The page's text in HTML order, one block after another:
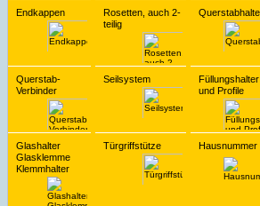
Endkappen
Rosetten, auch 2-
teilig
Querstab-
Verbinder
Seilsystem
Füllungshalter
und Profile
Glashalter
Glasklemme
Klemmhalter
Türgriffstütze Hausnummer